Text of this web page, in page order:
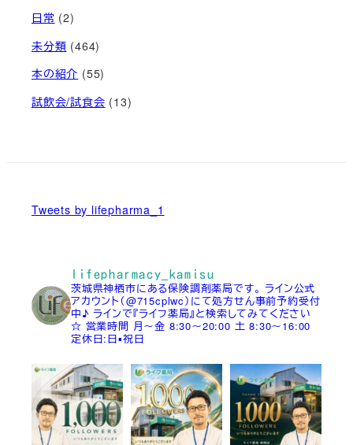
日常 (2)
未分類 (464)
本の紹介 (55)
試飲会/試食会 (13)
Tweets by lifepharma_1
lifepharmacy_kamisu
茨城県神栖市にある保険調剤薬局です。 ライン公式
アカウント（@715cplwc）にて処方せん事前予約受付
中♪ ラインで『ライフ薬局』と検索してみてください
☆ 営業時間 月～金 8:30～20:00 土 8:30～16:00
定休日:日▪祝日